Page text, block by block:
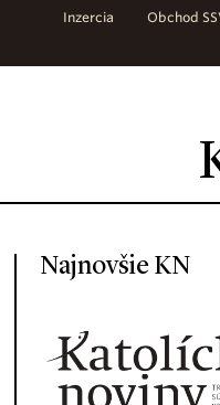
Inzercia Obchod
Najnovšie KN